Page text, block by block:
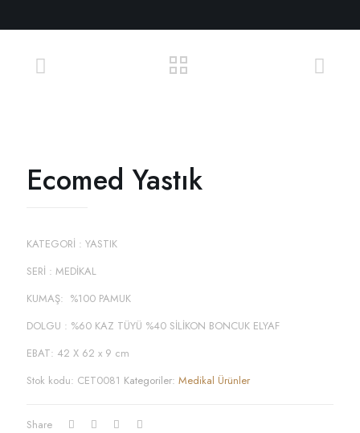
Ecomed Yastık
KATEGORİ : YASTIK
SERİ : MEDİKAL
KUMAŞ: %100 PAMUK
DOLGU : %60 KAZ TÜYÜ %40 SİLİKON BONCUK ELYAF
EBAT: 42 X 62 x 9 cm
Stok kodu: CET0081 Kategoriler: Medikal Ürünler
Share